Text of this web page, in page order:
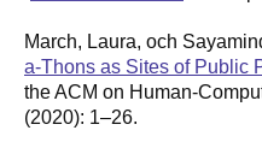
March, Laura, och
a-Thons as Sites of Public
the ACM on Human-
(2020): 1–26.